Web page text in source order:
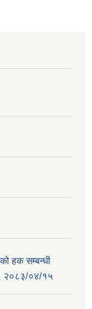
हक सम्बन्धी
२०८३/०४/१५